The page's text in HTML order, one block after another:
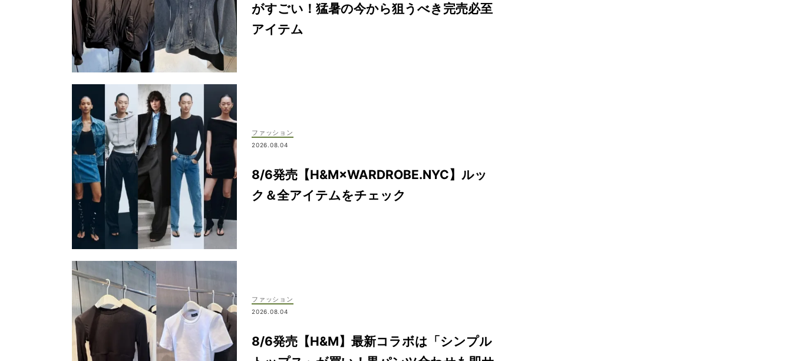
がすごい！猛暑の今から狙うべき完売必至
アイテム
ファッション
2026.08.04
8/6発売【H&M×WARDROBE.NYC】ルッ
ク＆全アイテムをチェック
ファッション
2026.08.04
8/6発売【H&M】最新コラボは「シンプル